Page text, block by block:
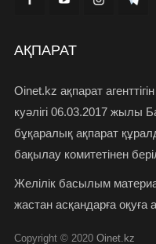
АҚПАРАТ
Oinet.kz ақпарат
куәлігі 06.03.2017 жылы
бұқаралық ақпарат
бақылау комитетінен
Желілік басылым
жастан асқандарға оқуға
Copyright © 2020 Oinet.kz